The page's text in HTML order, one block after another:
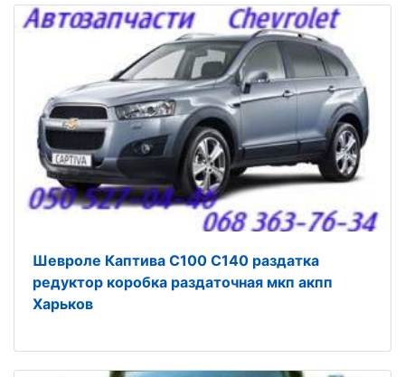
Шевроле Каптива C100 C140 раздатка
редуктор коробка раздаточная мкп акпп
Харьков